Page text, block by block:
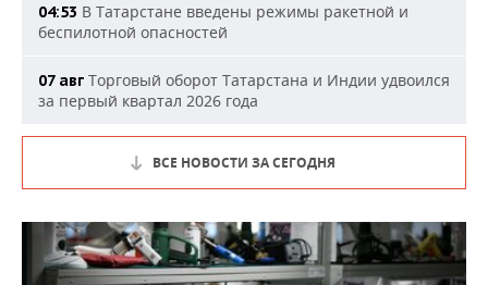
04:53 В Татарстане введены режимы ракетной и
беспилотной опасностей
07 авг Торговый оборот Татарстана и Индии удвоился
за первый квартал 2026 года
ВСЕ НОВОСТИ ЗА СЕГОДНЯ